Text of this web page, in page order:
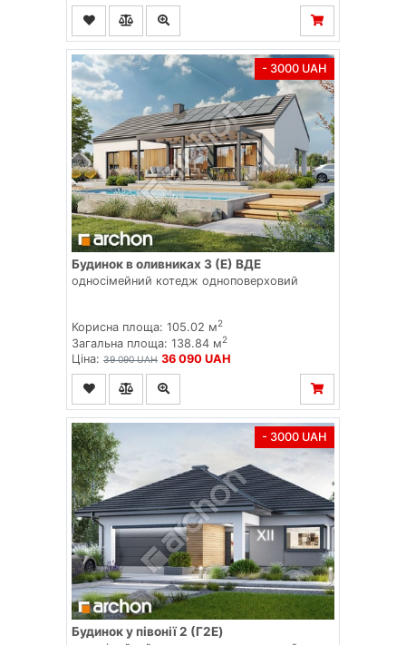
- 3000 UAH
Будинок в оливниках 3 (Е) ВДЕ
односімейний котедж одноповерховий
Корисна площа: 105.02 м2
Загальна площа: 138.84 м2
Ціна: 39 090 UAH 36 090 UAH
- 3000 UAH
Будинок у півонії 2 (Г2E)